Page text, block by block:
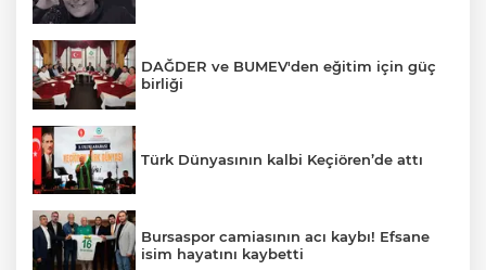
DAĞDER ve BUMEV'den eğitim için güç
birliği
Türk Dünyasının kalbi Keçiören’de attı
Bursaspor camiasının acı kaybı! Efsane
isim hayatını kaybetti